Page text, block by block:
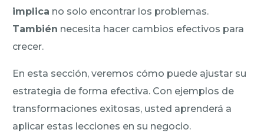
implica no solo encontrar los problemas.
También necesita hacer cambios efectivos para
crecer.
En esta sección, veremos cómo puede ajustar su
estrategia de forma efectiva. Con ejemplos de
transformaciones exitosas, usted aprenderá a
aplicar estas lecciones en su negocio.